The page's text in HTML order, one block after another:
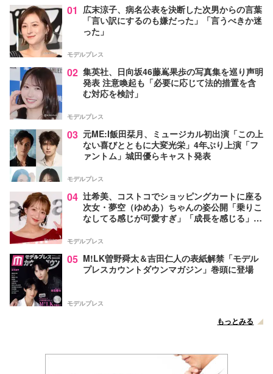
01 広末涼子、病名公表を決断した次男からの言葉
「言い訳にするのも嫌だった」「言うべきか迷
った」
モデルプレス
02 集英社、日向坂46藤嶌果歩の写真集を巡り声明
発表 注意喚起も「必要に応じて法的措置を含
む対応を検討」
モデルプレス
03 元ME:I飯田栞月、ミュージカル初出演「この上
ない喜びとともに大変光栄」4年ぶり上演「フ
ァントム」城田優らキャスト発表
モデルプレス
04 辻希美、コストコでショッピングカートに座る
次女・夢空（ゆめあ）ちゃんの姿公開「乗りこ
なしてる感じが可愛すぎ」「成長を感じる」の
モデルプレス
05 M!LK曽野舜太＆吉田仁人の表紙解禁「モデル
プレスカウントダウンマガジン」巻頭に登場
モデルプレス
もっとみる